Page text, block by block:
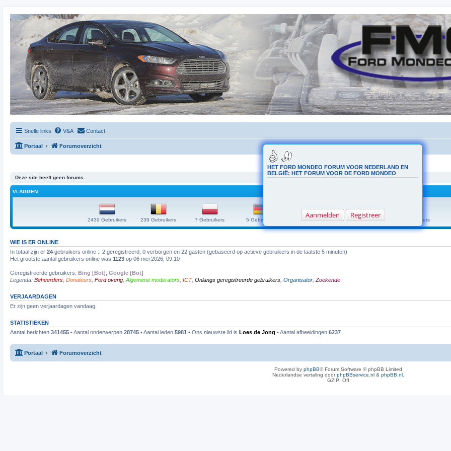
Snelle links V&A Contact
Portaal Forumoverzicht
HET FORD MONDEO FORUM VOOR NEDERLAND EN
BELGIË: HET FORUM VOOR DE FORD MONDEO
Aanmelden Registreer
Deze site heeft geen forums.
VLAGGEN
2439 Gebruikers 239 Gebruikers 7 Gebruikers 5 Gebruikers 5 Gebruikers 4 Gebruikers 4 Gebruikers
WIE IS ER ONLINE
In totaal zijn er24 gebruikers online :: 2 geregistreerd, 0 verborgen en 22 gasten (gebaseerd op actieve gebruikers in de laatste 5 minuten)
Het grootste aantal gebruikers online was1123 op 06 mei 2026, 09:10
Geregistreerde gebruikers:Bing [Bot] ,Google [Bot]
Legenda:Beheerders ,Donateurs ,Ford overig ,Algemene moderators ,ICT,Onlangs geregistreerde gebruikers ,Organisator ,Zoekende
VERJAARDAGEN
Er zijn geen verjaardagen vandaag.
STATISTIEKEN
Aantal berichten341455 • Aantal onderwerpen28745 • Aantal leden5981 • Ons nieuwste lid isLoes de Jong • Aantal afbeeldingen6237
Portaal Forumoverzicht
Powered by phpBB® Forum Software © phpBB Limited
Nederlandse vertaling doorphpBBservice.nl& phpBB.nl.
GZIP: Off